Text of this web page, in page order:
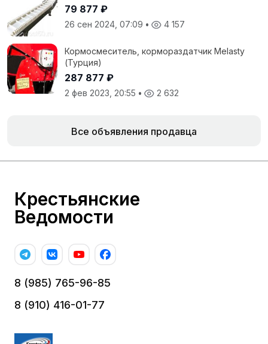
79 877 ₽
26 сен 2024, 07:09 • 4 157
Кормосмеситель, кормораздатчик Melasty
(Турция)
287 877 ₽
2 фев 2023, 20:55 • 2 632
Все объявления продавца
Крестьянские
Ведомости
8 (985) 765-96-85
8 (910) 416-01-77